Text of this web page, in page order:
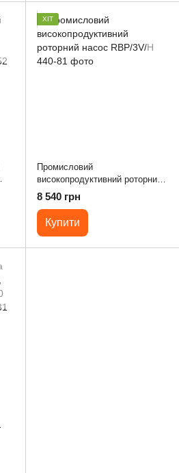
ХІТ
Промисловий
високопродуктивний роторний
насос RBP/3V/H
8 540 грн
Купити